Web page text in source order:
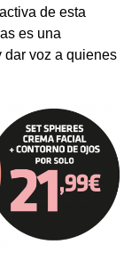
de esta
es una
dar voz a quienes